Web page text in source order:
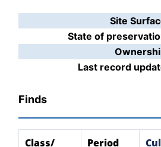
Site
State of
Last record
Finds
Class/
Period